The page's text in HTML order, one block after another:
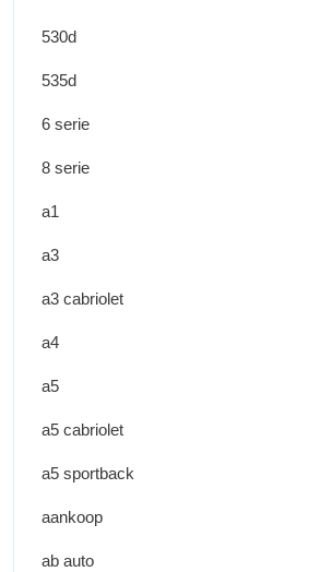
530d
535d
6 serie
8 serie
a1
a3
a3 cabriolet
a4
a5
a5 cabriolet
a5 sportback
aankoop
ab auto